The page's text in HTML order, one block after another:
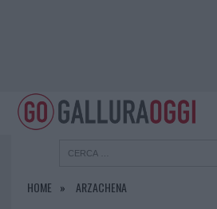
HOME ARZACHENA